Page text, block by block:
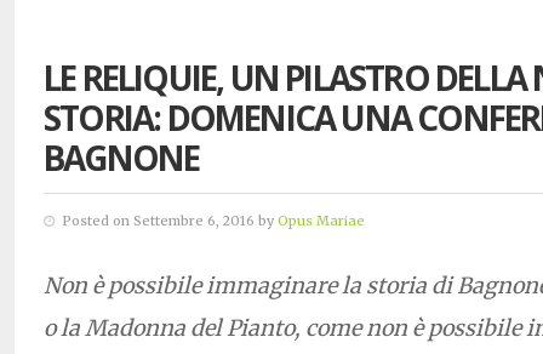
LE RELIQUIE, UN PILASTRO DELLA
STORIA: DOMENICA UNA
BAGNONE
Posted on Settembre 6, 2016 by Opus Mariae
Non è possibile immaginare la storia di
o la Madonna del Pianto, come non è possibile